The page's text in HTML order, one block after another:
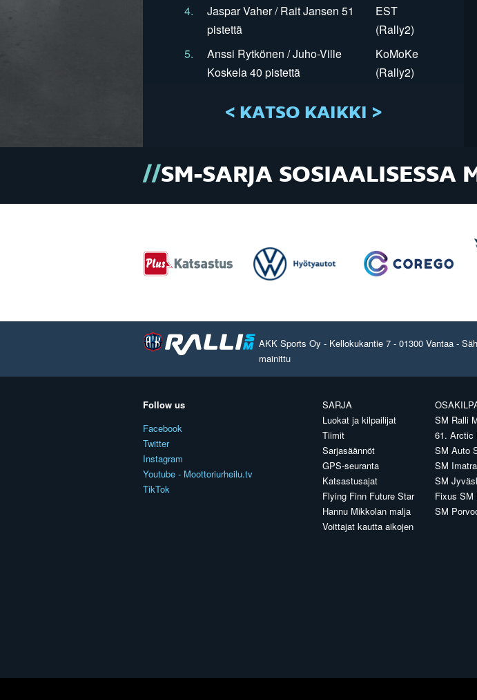
4.
Jaspar Vaher / Rait Jansen 51
pistettä
EST
(Rally2)
5.
Anssi Rytkönen / Juho-Ville
Koskela 40 pistettä
KoMoKe
(Rally2)
< KATSO KAIKKI >
SM-SARJA SOSIAALISESSA
AKK Sports Oy - Kellokukantie 7 - 01300 Vantaa -
mainittu
Follow us
Facebook
Twitter
Instagram
Youtube - Moottoriurheilu.tv
TikTok
SARJA
Luokat ja kilpailijat
Tiimit
Sarjasäännöt
GPS-seuranta
Katsastusajat
Flying Finn Future Star
Hannu Mikkolan malja
Voittajat kautta aikojen
SM Ralli
61. Arctic
SM Auto
SM
SM
Fixus SM
SM